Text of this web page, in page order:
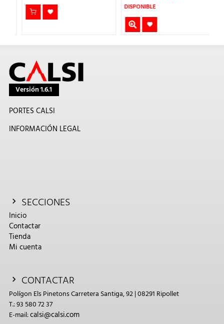
DISPONIBLE
Versión 1.6.1
PORTES CALSI
INFORMACIÓN LEGAL
SECCIONES
Inicio
Contactar
Tienda
Mi cuenta
CONTACTAR
Polígon Els Pinetons Carretera Santiga, 92 | 08291 Ripollet
T.: 93 580 72 37
E-mail:calsi@calsi.com